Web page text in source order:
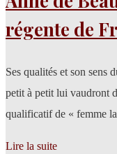
régente de
Ses qualités et son sens
petit à petit lui vaudront
qualificatif de « femme
Lire la suite